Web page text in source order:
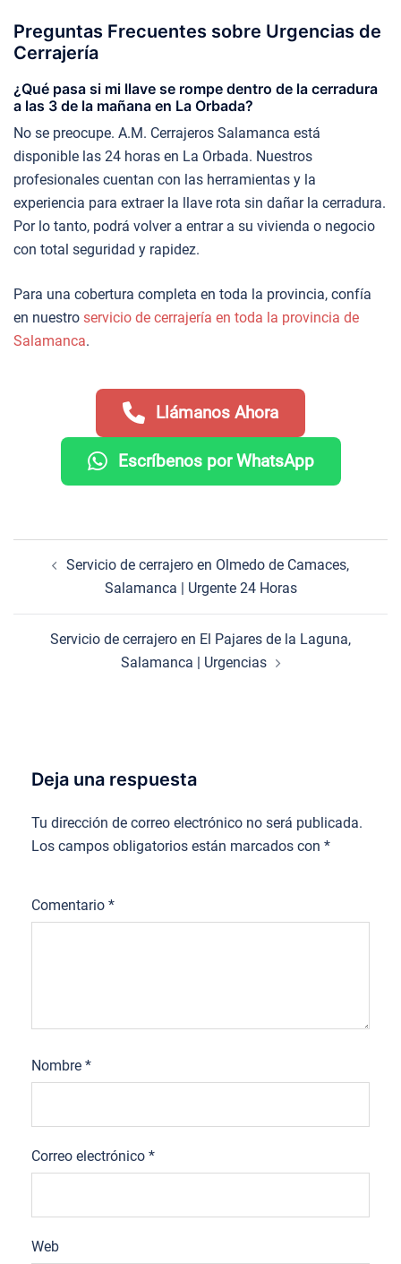
Preguntas Frecuentes sobre Urgencias de
Cerrajería
¿Qué pasa si mi llave se rompe dentro de la cerradura
a las 3 de la mañana en La Orbada?
No se preocupe. A.M. Cerrajeros Salamanca está
disponible las 24 horas en La Orbada. Nuestros
profesionales cuentan con las herramientas y la
experiencia para extraer la llave rota sin dañar la cerradura.
Por lo tanto, podrá volver a entrar a su vivienda o negocio
con total seguridad y rapidez.
Para una cobertura completa en toda la provincia, confía
en nuestro servicio de cerrajería en toda la provincia de
Salamanca.
Llámanos Ahora
Escríbenos por WhatsApp
Servicio de cerrajero en Olmedo de Camaces,
Salamanca | Urgente 24 Horas
Servicio de cerrajero en El Pajares de la Laguna,
Salamanca | Urgencias
Deja una respuesta
Tu dirección de correo electrónico no será publicada.
Los campos obligatorios están marcados con *
Comentario *
Nombre *
Correo electrónico *
Web